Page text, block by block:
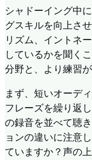
シャドーイング中
グスキルを向上さ
リズム、イントネ
しているかを聞く
分野と、より練習
まず、短いオーデ
フレーズを繰り返
の録音を並べて聴
ョンの違いに注意
ていますか？声の